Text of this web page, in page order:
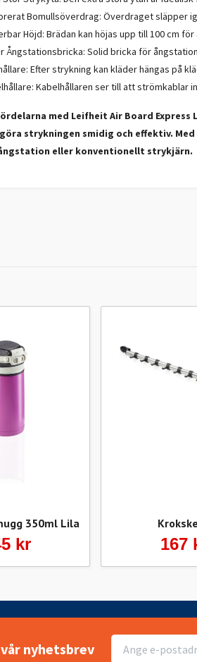
Bomullsöverdrag: Överdraget släpper
Höjd: Brädan kan höjas upp till 100 cm
Ångstationsbricka: Solid bricka för
Efter strykning kan kläder hängas på
Kabelhållaren ser till att strömkablar
med Leifheit Air Board
strykningen smidig och effektiv.
eller konventionellt strykjärn.
350ml Lila
kr 167
nyhetsbrev